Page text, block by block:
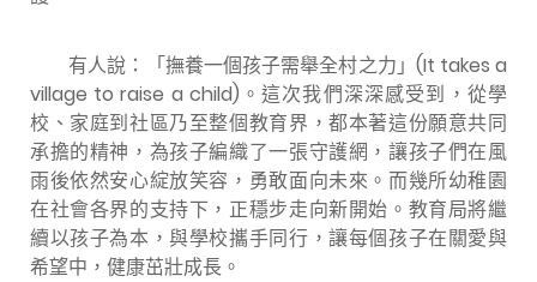
有人說：「撫養一個孩子需舉全村之力」(It takes a
village to raise a child)。這次我們深深感受到，從學
校、家庭到社區乃至整個教育界，都本著這份願意共同
承擔的精神，為孩子編織了一張守護網，讓孩子們在風
雨後依然安心綻放笑容，勇敢面向未來。而幾所幼稚園
在社會各界的支持下，正穩步走向新開始。教育局將繼
續以孩子為本，與學校攜手同行，讓每個孩子在關愛與
希望中，健康茁壯成長。